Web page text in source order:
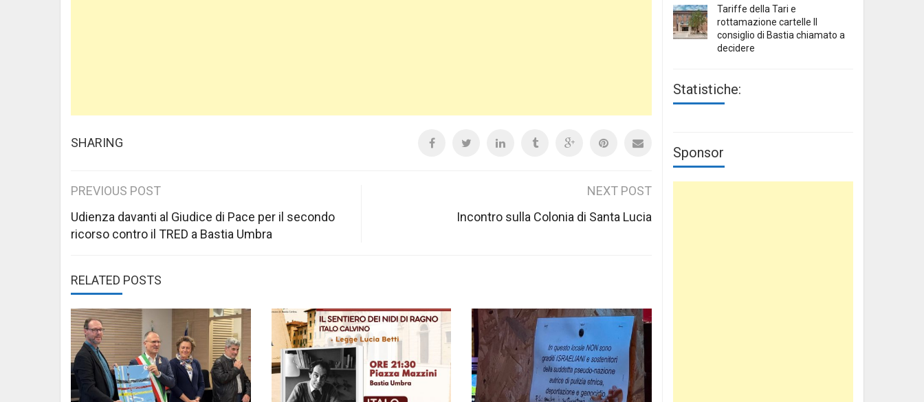
SHARING
Post
navigation
PREVIOUS POST
Udienza davanti al Giudice di Pace per il secondo
ricorso contro il TRED a Bastia Umbra
NEXT POST
Incontro sulla Colonia di Santa Lucia
RELATED POSTS
Tariffe della Tari e
rottamazione cartelle Il
consiglio di Bastia chiamato a
decidere
Statistiche:
Sponsor